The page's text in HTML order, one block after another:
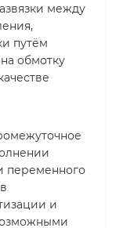
между
путём
обмотку
переменного
и